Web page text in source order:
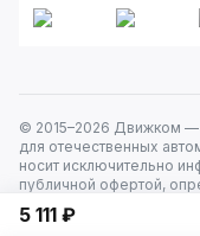
5 111 ₽
© 2015–2026 Движком —
для отечественных
носит исключительно
публичной офертой,